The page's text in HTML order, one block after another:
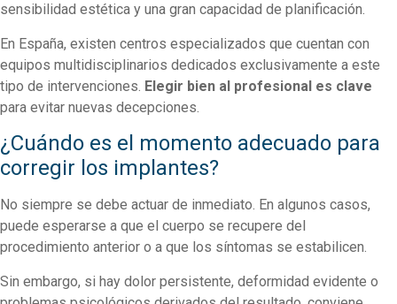
sensibilidad estética y una gran capacidad de planificación.
En España, existen centros especializados que cuentan con
equipos multidisciplinarios dedicados exclusivamente a este
tipo de intervenciones. Elegir bien al profesional es clave
para evitar nuevas decepciones.
¿Cuándo es el momento adecuado para
corregir los implantes?
No siempre se debe actuar de inmediato. En algunos casos,
puede esperarse a que el cuerpo se recupere del
procedimiento anterior o a que los síntomas se estabilicen.
Sin embargo, si hay dolor persistente, deformidad evidente o